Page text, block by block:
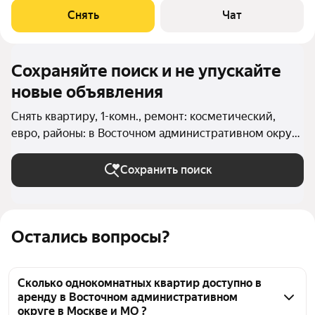
Остались вопросы?
Сколько однокомнатных квартир доступно в
аренду в Восточном административном
округе в Москве и МО ?
Стиральная машина Холодильник Микроволновка Дом -
монолитный, окна выходят во двор. В
Снять Чат
Сохраняйте поиск и не упускайте
новые объявления
Снять квартиру, 1-комн., ремонт: косметический,
евро, районы: в Восточном административном округе
в Москве и МО
Сохранить поиск